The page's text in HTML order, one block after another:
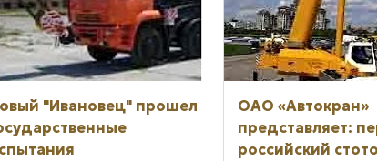
"Ивановец" прошел
ОАО «Автокран»
представляет:
российский